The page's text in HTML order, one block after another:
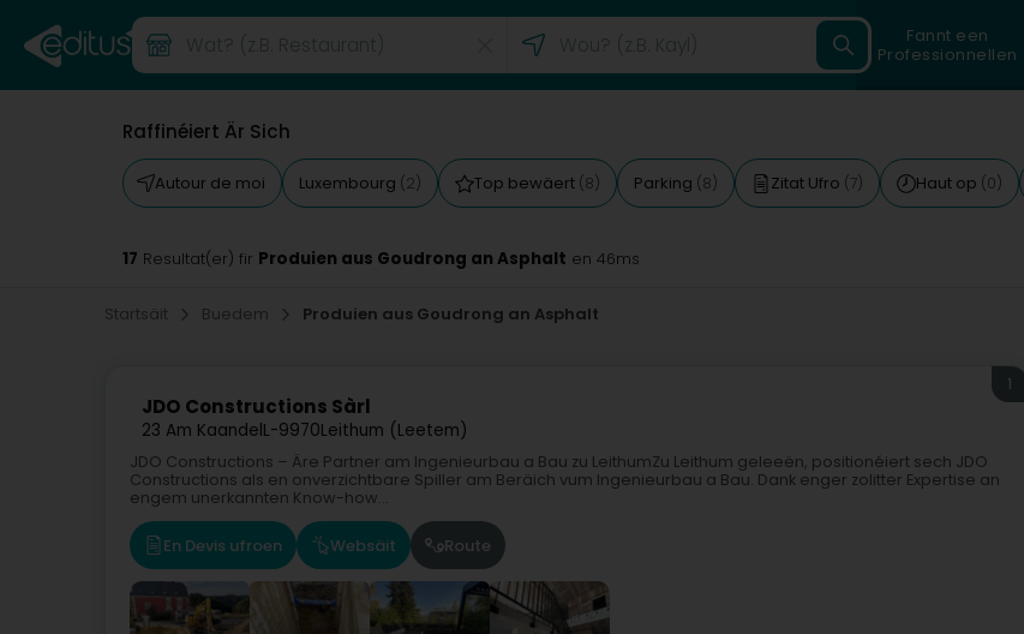
Fannt een
Professionnellen
Raffinéiert Är Sich
Autour de moi Luxembourg (2) Top bewäert (8) Parking (8) Zitat Ufro (7) Haut op (0)
17 Resultat(er) fir Produien aus Goudrong an Asphalt en 46ms
Startsäit Buedem Produien aus Goudrong an Asphalt
JDO Constructions Sàrl
23 Am KaandelL-9970Leithum (Leetem)
1
JDO Constructions – Äre Partner am Ingenieurbau a Bau zu LeithumZu Leithum geleeën, positionéiert sech JDO
Constructions als en onverzichtbare Spiller am Beräich vum Ingenieurbau a Bau. Dank enger zolitter Expertise an
engem unerkannten Know-how...
En Devis ufroen Websäit Route